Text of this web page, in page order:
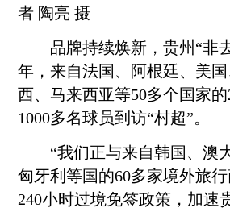
者 陶亮 摄
品牌持续焕新，贵州“非去
年，来自法国、阿根廷、美
西、马来西亚等50多个国家的
1000多名球员到访“村超”。
“我们正与来自韩国、澳大
匈牙利等国的60多家境外旅
240小时过境免签政策，加速